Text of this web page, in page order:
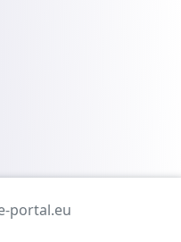
portal.eu